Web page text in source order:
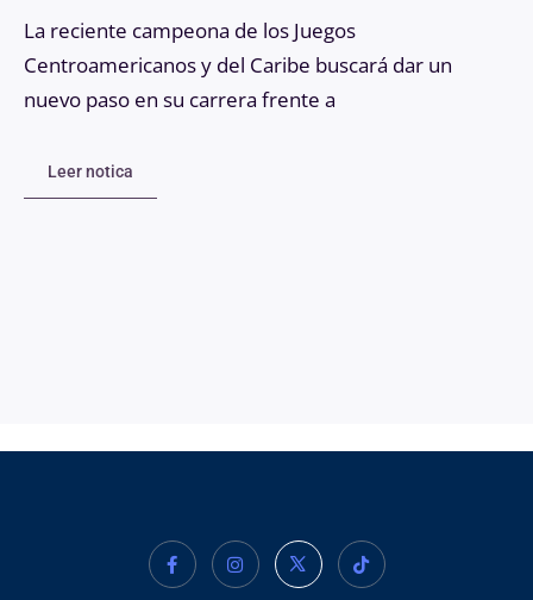
La reciente campeona de los Juegos
Centroamericanos y del Caribe buscará dar un
nuevo paso en su carrera frente a
Leer notica